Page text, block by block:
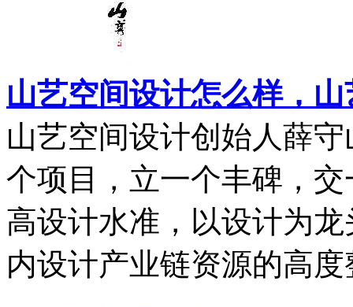
山艺空间设计怎么样，
山艺空间设计创始人薛
个项目，立一个丰碑，
高设计水准，以设计为
内设计产业链资源的高度